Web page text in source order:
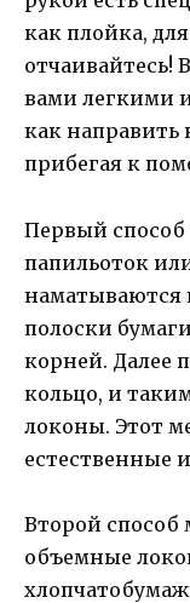
как плойка,
отчаивайтесь!
вами легкими
как направить
прибегая к
Первый способ
папильоток
наматываются
полоски
корней. Далее
кольцо, и
локоны. Этот
естественные
Второй способ
объемные